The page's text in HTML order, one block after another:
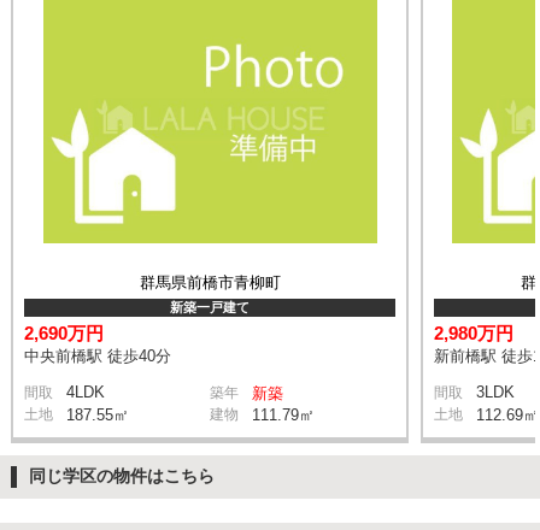
群馬県前橋市青柳町
新築一戸建て
2,690万円
中央前橋駅 徒歩40分
間取 4LDK 築年 新築
土地 187.55㎡ 建物 111.79㎡
群
2,980万円
新前橋駅 徒歩
間取 3LDK
土地 112.69㎡
同じ学区の物件はこちら